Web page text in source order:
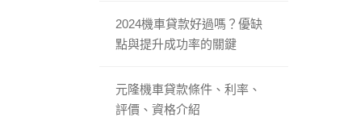
2024機車貸款好過嗎？優缺
點與提升成功率的關鍵
元隆機車貸款條件、利率、
評價、資格介紹